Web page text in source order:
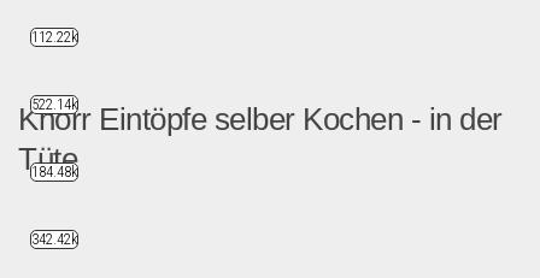
Knorr Eintöpfe selber Kochen - in der
Tüte
Lebensmittel & Getränke
112.22k
522.14k
184.48k
342.42k